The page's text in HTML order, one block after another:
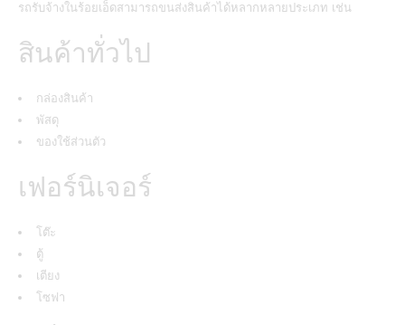
รถรับจ้างในร้อยเอ็ดสามารถขนส่งสินค้าได้หลากหลายประเภท เช่น
สินค้าทั่วไป
กล่องสินค้า
พัสดุ
ของใช้ส่วนตัว
เฟอร์นิเจอร์
โต๊ะ
ตู้
เตียง
โซฟา